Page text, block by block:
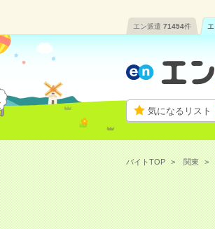
エン派遣 71454件
気になるリスト
バイトTOP 関東